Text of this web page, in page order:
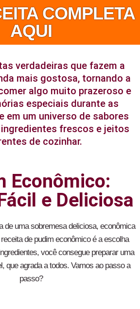
COMPLETA
AQUI
verdadeiras que fazem a
mais gostosa, tornando a
algo muito prazeroso e
especiais durante as
em um universo de sabores
frescos e jeitos
de cozinhar.
Econômico:
e Deliciosa
de uma sobremesa deliciosa, econômica
de pudim econômico é a escolha
você consegue preparar uma
que agrada a todos. Vamos ao passo a
passo?